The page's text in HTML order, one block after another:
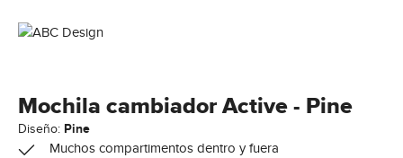
Mochila cambiador Active - Pine
Diseño: Pine
Muchos compartimentos dentro y fuera